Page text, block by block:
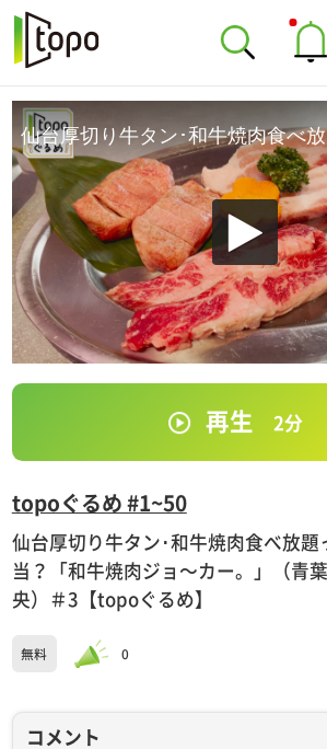
再生 2分
topoぐるめ #1~50
仙台厚切り牛タン･和牛焼肉食べ放題
当？「和牛焼肉ジョ〜カー。」（青
央）＃3【topoぐるめ】
無料 0
コメント